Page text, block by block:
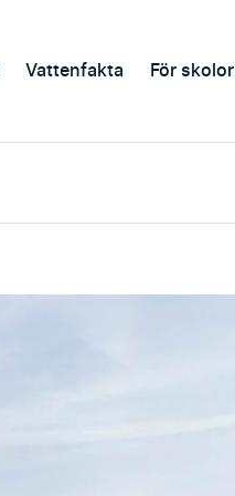
Vattenfakta För skolor